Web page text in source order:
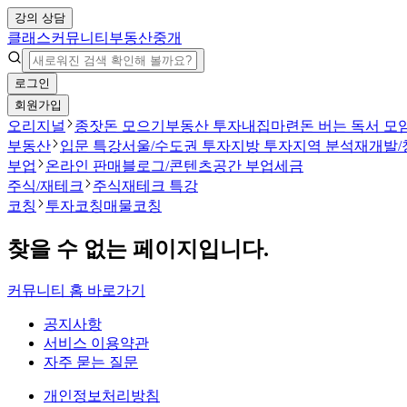
강의 상담
클래스커뮤니티 부동산중개
로그인
회원가입
오리지널 종잣돈 모으기 부동산 투자내집마련 돈 버는 독서 모
부동산
입문 특강서울/수도권 투자지방 투자지역 분석재개발/
부업
온라인 판매 블로그/콘텐츠공간 부업세금
주식/재테크
주식재테크 특강
코칭
투자코칭매물코칭
찾을 수 없는 페이지입니다.
커뮤니티 홈 바로가기
공지사항
서비스 이용약관
자주 묻는 질문
개인정보처리방침